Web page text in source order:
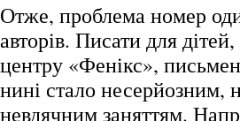
Отже, проблема номер
авторів. Писати для
центру «Фенікс»,
нині стало
невдячним заняттям.